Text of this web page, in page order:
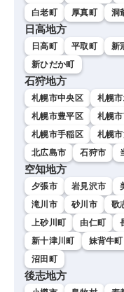
白老町 厚真町 洞
日高地方
日高町 平取町 新
新ひだか町
石狩地方
札幌市中央区 札幌
札幌市豊平区
札幌
札幌市手稲区
札幌
北広島市
石狩市
空知地方
夕張市 岩見沢市
滝川市
砂川市 歌
上砂川町
由仁町
新十津川町
妹背牛町
沼田町
後志地方